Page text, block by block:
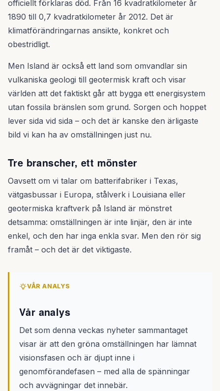
officiellt förklaras död. Från 16 kvadratkilometer år
1890 till 0,7 kvadratkilometer år 2012. Det är
klimatförändringarnas ansikte, konkret och
obestridligt.
Men Island är också ett land som omvandlar sin
vulkaniska geologi till geotermisk kraft och visar
världen att det faktiskt går att bygga ett energisystem
utan fossila bränslen som grund. Sorgen och hoppet
lever sida vid sida – och det är kanske den ärligaste
bild vi kan ha av omställningen just nu.
Tre branscher, ett mönster
Oavsett om vi talar om batterifabriker i Texas,
vätgasbussar i Europa, stålverk i Louisiana eller
geotermiska kraftverk på Island är mönstret
detsamma: omställningen är inte linjär, den är inte
enkel, och den har inga enkla svar. Men den rör sig
framåt – och det är det viktigaste.
VÅR ANALYS
Vår analys
Det som denna veckas nyheter sammantaget
visar är att den gröna omställningen har lämnat
visionsfasen och är djupt inne i
genomförandefasen – med alla de spänningar
och avvägningar det innebär.